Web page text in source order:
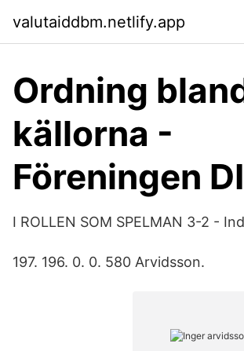
valutaiddbm.netlify.app
Ordning
källorna -
Föreningen
I ROLLEN SOM SPELMAN 3-2 -
197. 196. 0. 0. 580 Arvidsson.